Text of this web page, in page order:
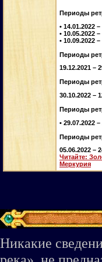
Периоды
• 14.01.2022
• 10.05.2022
• 10.09.2022
Периоды
19.12.2021 –
Периоды
30.10.2022 –
Периоды
• 29.07.2022
Периоды
05.06.2022 –
Читайте:
Меркурия
Никакие